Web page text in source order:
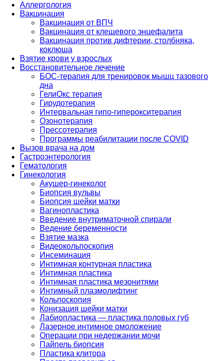
Аллергология
Вакцинация
Вакцинация от ВПЧ
Вакцинация от клещевого энцефалита
Вакцинация против дифтерии, столбняка,
коклюша
Взятие крови у взрослых
Восстановительное лечение
БОС-терапия для тренировок мышц тазового
дна
ГелиОкс терапия
Гирудотерапия
Интервальная гипо-гиперокситерапия
Озонотерапия
Прессотерапия
Программы реабилитации после СOVID
Вызов врача на дом
Гастроэнтерология
Гематология
Гинекология
Акушер-гинеколог
Биопсия вульвы
Биопсия шейки матки
Вагинопластика
Введение внутриматочной спирали
Ведение беременности
Взятие мазка
Видеокольпоскопия
Инсеминация
Интимная контурная пластика
Интимная пластика
Интимная пластика мезонитями
Интимный плазмолифтинг
Кольпоскопия
Конизация шейки матки
Лабиопластика — пластика половых губ
Лазерное интимное омоложение
Операции при недержании мочи
Пайпель биопсия
Пластика клитора